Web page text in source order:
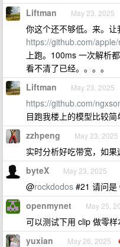
Liftman May 23, 2025
你这个还不够低。来。让
https://github.com/
上跑。100ms 一次解析
看不清了已经。。。。
Liftman May 23, 2025
https://github.com/
目跑我楼上的模型比较简
zzhpeng May 23, 2025
实时分析好吃带宽，如果
byteX May 23, 2025
@rockdodos #21 请问是
openmynet May 25,
可以测试下用 clip 做零
yuxian May 26, 2025